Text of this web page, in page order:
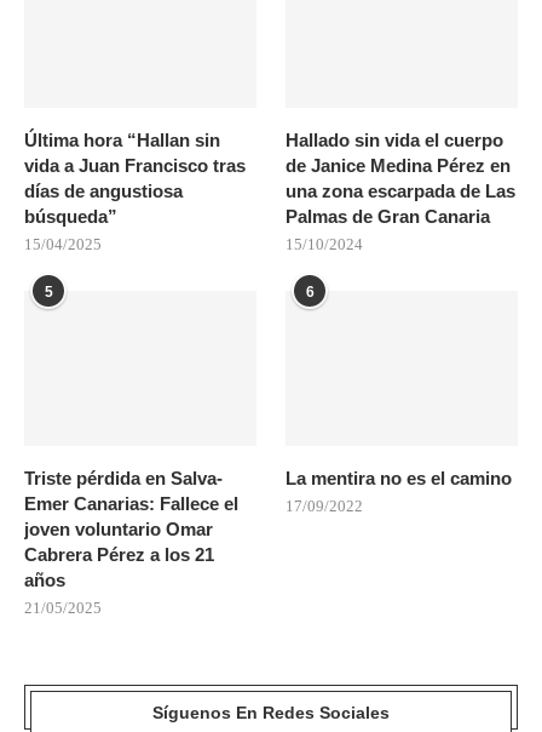
Última hora “Hallan sin
vida a Juan Francisco tras
días de angustiosa
búsqueda”
15/04/2025
Hallado sin vida el cuerpo
de Janice Medina Pérez en
una zona escarpada de Las
Palmas de Gran Canaria
15/10/2024
5
Triste pérdida en Salva-
Emer Canarias: Fallece el
joven voluntario Omar
Cabrera Pérez a los 21
años
21/05/2025
6
La mentira no es el camino
17/09/2022
Síguenos En Redes Sociales